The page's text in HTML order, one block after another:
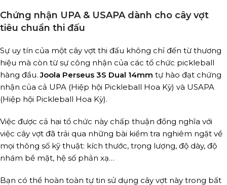
Chứng nhận UPA & USAPA dành cho cây vợt
tiêu chuẩn thi đấu
Sự uy tín của một cây vợt thi đấu không chỉ đến từ thương
hiệu mà còn từ sự công nhận của các tổ chức pickleball
hàng đầu.Joola Perseus 3S Dual 14mm tự hào đạt chứng
nhận của cả UPA (Hiệp hội Pickleball Hoa Kỳ) và USAPA
(Hiệp hội Pickleball Hoa Kỳ).
Việc được cả hai tổ chức này chấp thuận đồng nghĩa với
việc cây vợt đã trải qua những bài kiểm tra nghiêm ngặt về
mọi thông số kỹ thuật: kích thước, trọng lượng, độ dày, độ
nhám bề mặt, hệ số phản xạ…
Bạn có thể hoàn toàn tự tin sử dụng cây vợt này trong bất